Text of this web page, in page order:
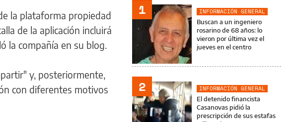
la plataforma propiedad
de la aplicación incluirá
la compañía en su blog.
y, posteriormente,
con diferentes motivos
1
INFORMACIÓN GENERAL
Buscan a un ingeniero
rosarino de 68 años: lo
vieron por última vez el
jueves en el centro
2
INFORMACIÓN GENERAL
El detenido financista
Casanovas pidió la
prescripción de sus estafas